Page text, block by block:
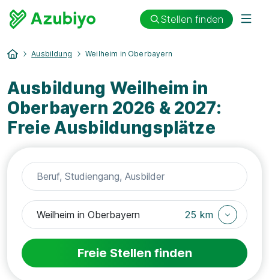
Stellen finden
Ausbildung Weilheim in Oberbayern
Ausbildung Weilheim in
Oberbayern 2026 & 2027:
Freie Ausbildungsplätze
25 km
Freie Stellen finden